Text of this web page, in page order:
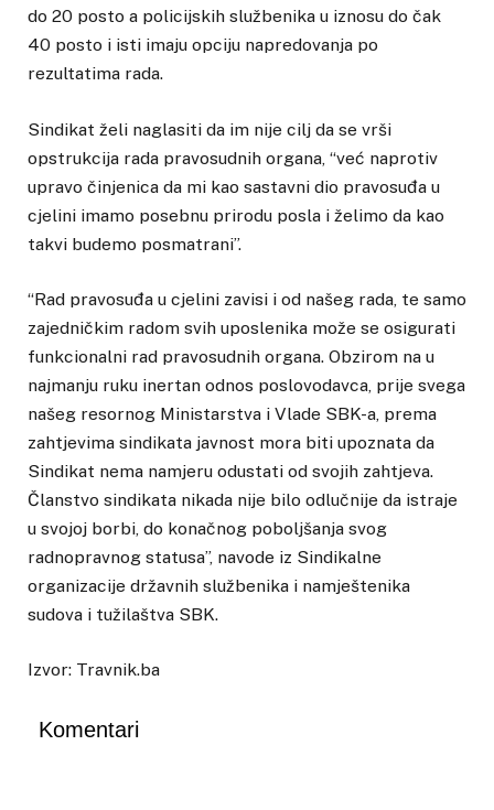
do 20 posto a policijskih službenika u iznosu do čak
40 posto i isti imaju opciju napredovanja po
rezultatima rada.
Sindikat želi naglasiti da im nije cilj da se vrši
opstrukcija rada pravosudnih organa, “već naprotiv
upravo činjenica da mi kao sastavni dio pravosuđa u
cjelini imamo posebnu prirodu posla i želimo da kao
takvi budemo posmatrani”.
“Rad pravosuđa u cjelini zavisi i od našeg rada, te samo
zajedničkim radom svih uposlenika može se osigurati
funkcionalni rad pravosudnih organa. Obzirom na u
najmanju ruku inertan odnos poslovodavca, prije svega
našeg resornog Ministarstva i Vlade SBK-a, prema
zahtjevima sindikata javnost mora biti upoznata da
Sindikat nema namjeru odustati od svojih zahtjeva.
Članstvo sindikata nikada nije bilo odlučnije da istraje
u svojoj borbi, do konačnog poboljšanja svog
radnopravnog statusa”, navode iz Sindikalne
organizacije državnih službenika i namještenika
sudova i tužilaštva SBK.
Izvor: Travnik.ba
Komentari